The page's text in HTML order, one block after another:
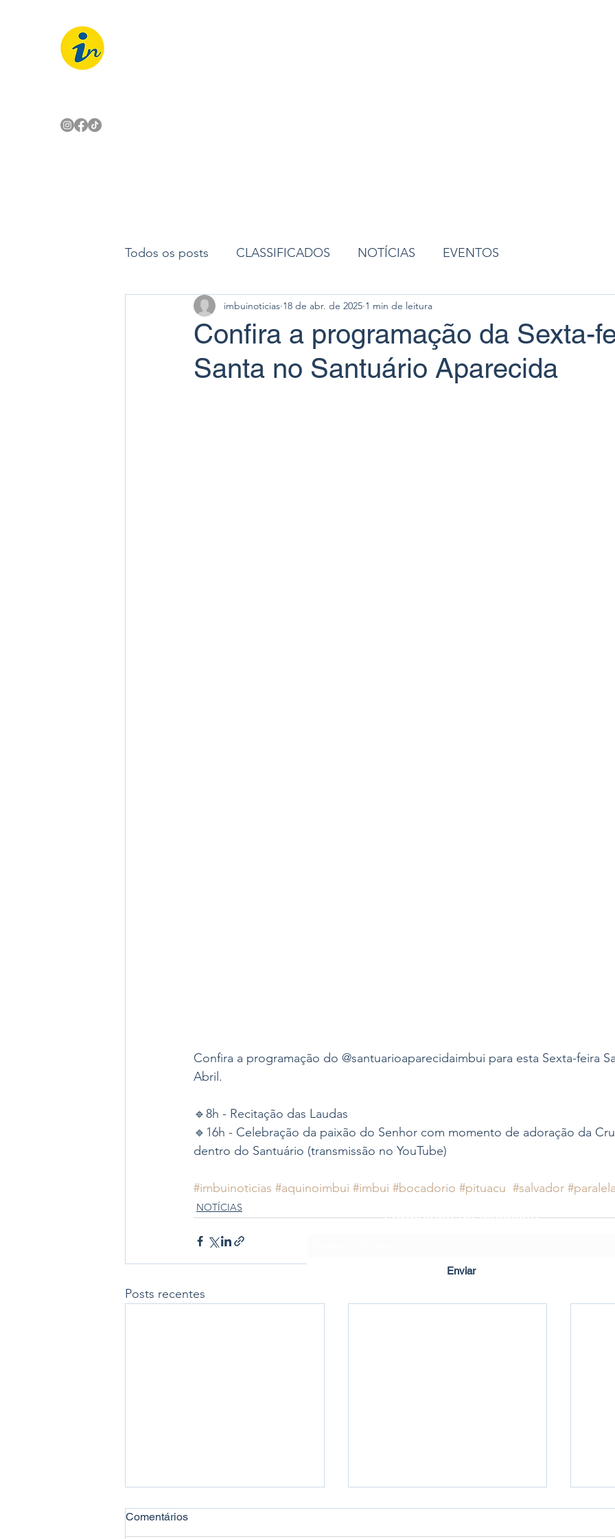
Todos os posts CLASSIFICADOS NOTÍCIAS EVENTOS
Confira a programação da Sexta-
Santa no Santuário Aparecida
imbuinoticias 18 de abr. de 2025 1 min de leitura
Confira a programação do @santuarioaparecidaimbui para esta Sexta-feira
Abril.
🔹8h - Recitação das Laudas
🔹16h - Celebração da paixão do Senhor com momento de adoração da
dentro do Santuário (transmissão no YouTube)
#imbuinoticias #aquinoimbui #imbui #bocadorio #pituacu #salvador
NOTÍCIAS
Posts recentes
Comentários
Formulário de Inscrição
Enviar